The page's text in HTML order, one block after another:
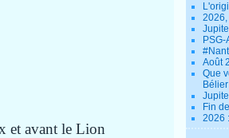
et avant le Lion
Août
Que
Fin
2026